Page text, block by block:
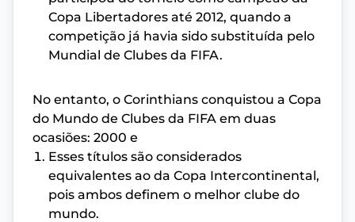
Copa Libertadores até 2012, quando a
competição já havia sido substituída pelo
Mundial de Clubes da FIFA.
No entanto, o Corinthians conquistou a Copa
do Mundo de Clubes da FIFA em duas
ocasiões: 2000 e
Esses títulos são considerados
equivalentes ao da Copa Intercontinental,
pois ambos definem o melhor clube do
mundo.